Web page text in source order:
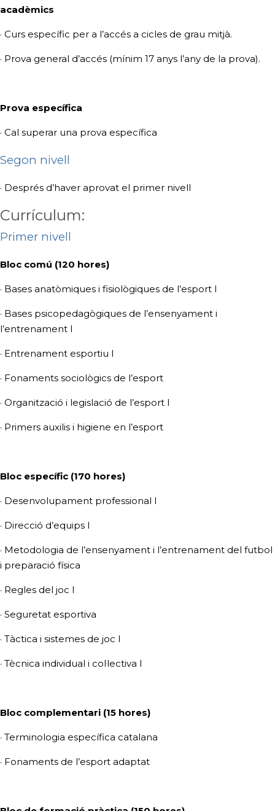
acadèmics
· Curs específic per a l’accés a cicles de grau mitjà.
· Prova general d’accés (mínim 17 anys l’any de la prova).
Prova específica
· Cal superar una prova específica
Segon nivell
· Després d’haver aprovat el primer nivell
Currículum:
Primer nivell
Bloc comú (120 hores)
· Bases anatòmiques i fisiològiques de l’esport I
· Bases psicopedagògiques de l’ensenyament i
l’entrenament I
· Entrenament esportiu I
· Fonaments sociològics de l’esport
· Organització i legislació de l’esport I
· Primers auxilis i higiene en l’esport
Bloc específic (170 hores)
· Desenvolupament professional I
· Direcció d’equips I
· Metodologia de l’ensenyament i l’entrenament del futbol
i preparació física
· Regles del joc I
· Seguretat esportiva
· Tàctica i sistemes de joc I
· Tècnica individual i col·lectiva I
Bloc complementari (15 hores)
· Terminologia específica catalana
· Fonaments de l’esport adaptat